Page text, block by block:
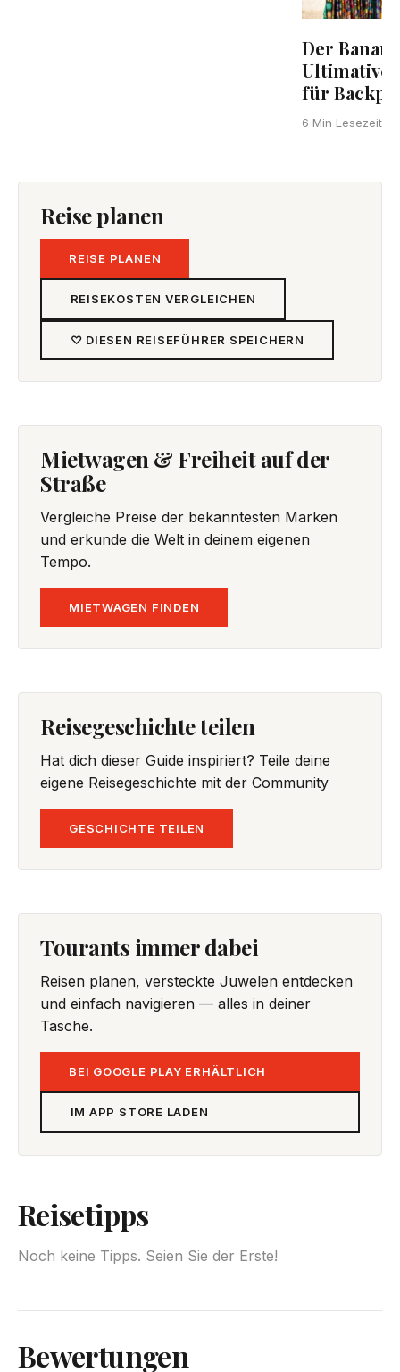
Der
Ultimative
für
6 Min Lesezeit
Reise planen
REISE PLANEN
REISEKOSTEN VERGLEICHEN
♡ DIESEN REISEFÜHRER SPEICHERN
Mietwagen & Freiheit auf der
Straße
Vergleiche Preise der bekanntesten Marken
und erkunde die Welt in deinem eigenen
Tempo.
MIETWAGEN FINDEN
Reisegeschichte teilen
Hat dich dieser Guide inspiriert? Teile deine
eigene Reisegeschichte mit der Community
GESCHICHTE TEILEN
Tourants immer dabei
Reisen planen, versteckte Juwelen entdecken
und einfach navigieren — alles in deiner
Tasche.
BEI GOOGLE PLAY ERHÄLTLICH
IM APP STORE LADEN
Reisetipps
Noch keine Tipps. Seien Sie der Erste!
Bewertungen